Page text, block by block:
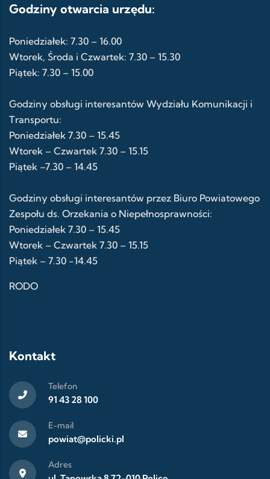
Godziny otwarcia urzędu:
Poniedziałek: 7.30 – 16.00
Wtorek, Środa i Czwartek: 7.30 – 15.30
Piątek: 7.30 – 15.00
Godziny obsługi interesantów Wydziału Komunikacji i
Transportu:
Poniedziałek 7.30 – 15.45
Wtorek – Czwartek 7.30 – 15.15
Piątek –7.30 – 14.45
Godziny obsługi interesantów przez Biuro Powiatowego
Zespołu ds. Orzekania o Niepełnosprawności:
Poniedziałek 7.30 – 15.45
Wtorek – Czwartek 7.30 – 15.15
Piątek – 7.30 -14.45
RODO
Kontakt
Telefon
91 43 28 100
E-mail
powiat@policki.pl
Adres